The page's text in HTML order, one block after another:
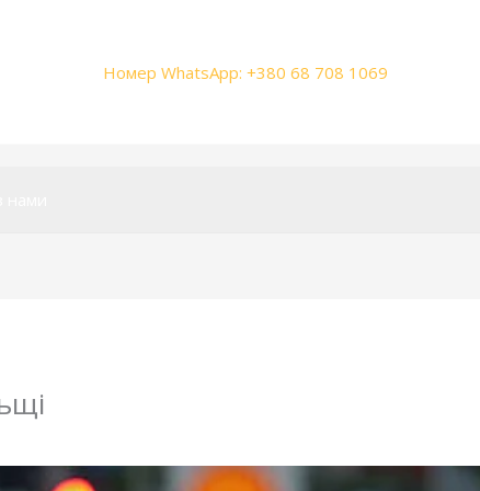
Номер WhatsApp: +380 68 708 1069